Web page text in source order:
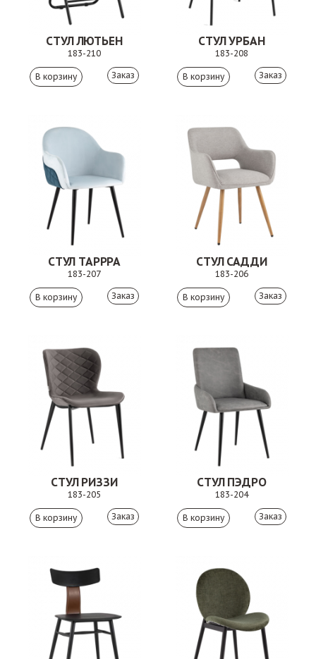
СТУЛ ЛЮТЬЕН
183-210
Заказ
СТУЛ УРБАН
183-208
Заказ
СТУЛ ТАРРРА
183-207
Заказ
СТУЛ САДДИ
183-206
Заказ
СТУЛ РИЗЗИ
183-205
Заказ
СТУЛ ПЭДРО
183-204
Заказ